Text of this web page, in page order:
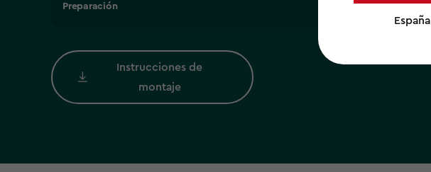
España
Preparación
Instrucciones de
montaje